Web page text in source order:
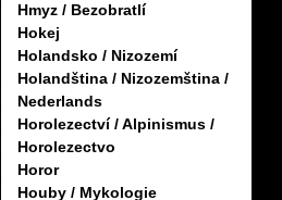
Hmyz / Bezobratlí
Hokej
Holandsko / Nizozemí
Holandština / Nizozemština /
Nederlands
Horolezectví / Alpinismus /
Horolezectvo
Horor
Houby / Mykologie